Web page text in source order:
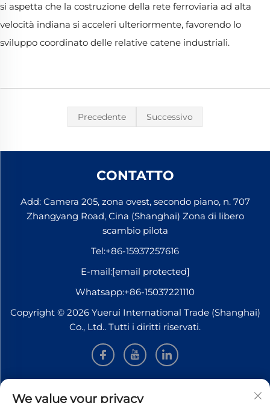
si aspetta che la costruzione della rete ferroviaria ad alta
velocità indiana si acceleri ulteriormente, favorendo lo
sviluppo coordinato delle relative catene industriali.
Precedente Successivo
CONTATTO
Add: Camera 205, zona ovest, secondo piano, n. 707
Zhangyang Road, Cina (Shanghai) Zona di libero
scambio pilota
Tel:+86-15937257616
E-mail:[email protected]
Whatsapp:+86-15037221110
Copyright © 2026 Yuerui International Trade (Shanghai)
Co., Ltd.. Tutti i diritti riservati.
INFORMAZIONI
We value your privacy